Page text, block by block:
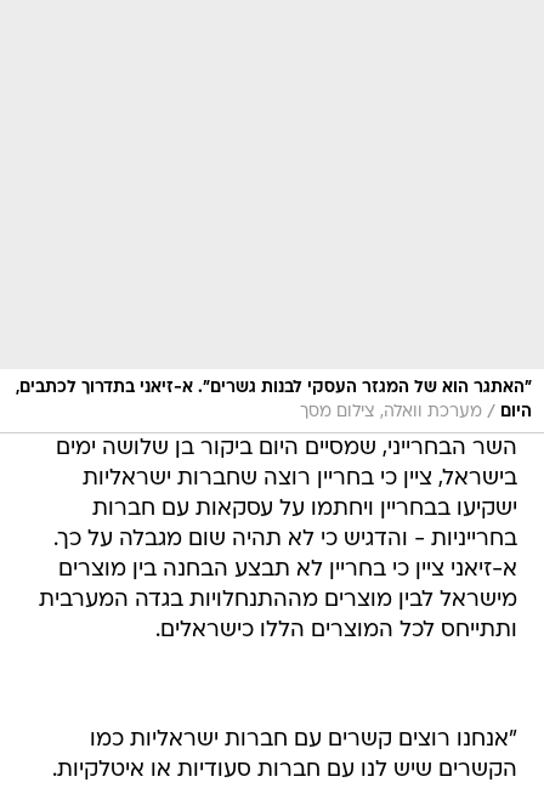
"האתגר הוא של המגזר העסקי לבנות גשרים". א-זיאני בתדרוך לכתבים,
היום
/ מערכת וואלה, צילום מסך
השר הבחרייני, שמסיים היום ביקור בן שלושה ימים
בישראל, ציין כי בחריין רוצה שחברות ישראליות
ישקיעו בבחריין ויחתמו על עסקאות עם חברות
בחרייניות - והדגיש כי לא תהיה שום מגבלה על כך.
א-זיאני ציין כי בחריין לא תבצע הבחנה בין מוצרים
מישראל לבין מוצרים מההתנחלויות בגדה המערבית
ותתייחס לכל המוצרים הללו כישראלים.
"אנחנו רוצים קשרים עם חברות ישראליות כמו
הקשרים שיש לנו עם חברות סעודיות או איטלקיות.